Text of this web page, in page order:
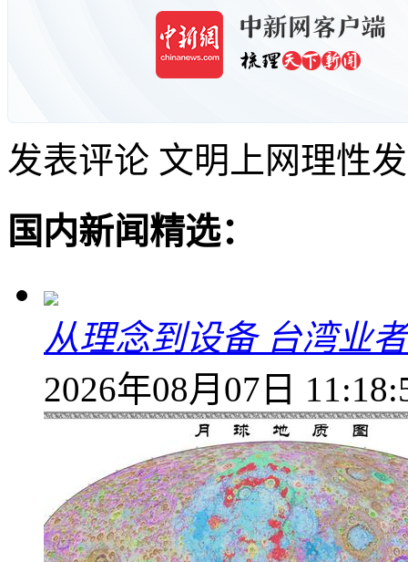
发表评论 文明上网理性
国内新闻精选：
从理念到设备 台湾业
2026年08月07日